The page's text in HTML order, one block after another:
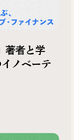
著者と学
ノベーテ